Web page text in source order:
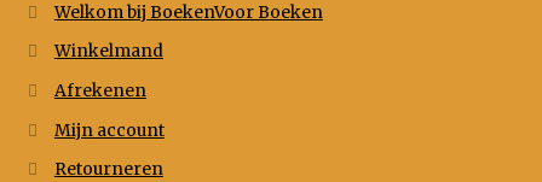
Welkom bij BoekenVoor Boeken
Winkelmand
Afrekenen
Mijn account
Retourneren